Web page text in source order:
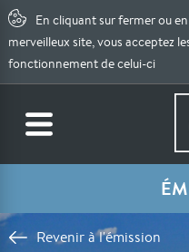
En cliquant sur fermer ou
merveilleux site, vous acceptez
fonctionnement de celui-ci
Revenir à l'émission